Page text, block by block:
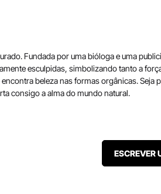
Fundada por uma bióloga e uma
esculpidas, simbolizando tanto a
beleza nas formas orgânicas. Seja
consigo a alma do mundo natural.
ESCREVER